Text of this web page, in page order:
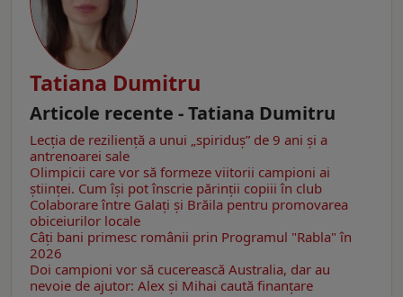
Tatiana Dumitru
Articole recente - Tatiana Dumitru
Lecția de reziliență a unui „spiriduș” de 9 ani și a
antrenoarei sale
Olimpicii care vor să formeze viitorii campioni ai
științei. Cum își pot înscrie părinții copiii în club
Colaborare între Galați și Brăila pentru promovarea
obiceiurilor locale
Câţi bani primesc românii prin Programul "Rabla" în
2026
Doi campioni vor să cucerească Australia, dar au
nevoie de ajutor: Alex și Mihai caută finanțare